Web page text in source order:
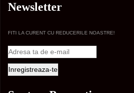
Newsletter
FITI LA CURENT CU REDUCERILE NOASTRE!